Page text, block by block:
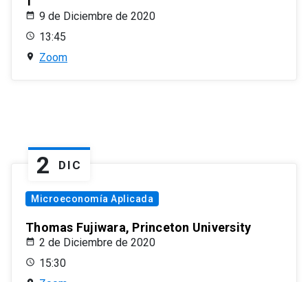
9 de Diciembre de 2020
13:45
Zoom
2 DIC
Microeconomía Aplicada
Thomas Fujiwara, Princeton University
2 de Diciembre de 2020
15:30